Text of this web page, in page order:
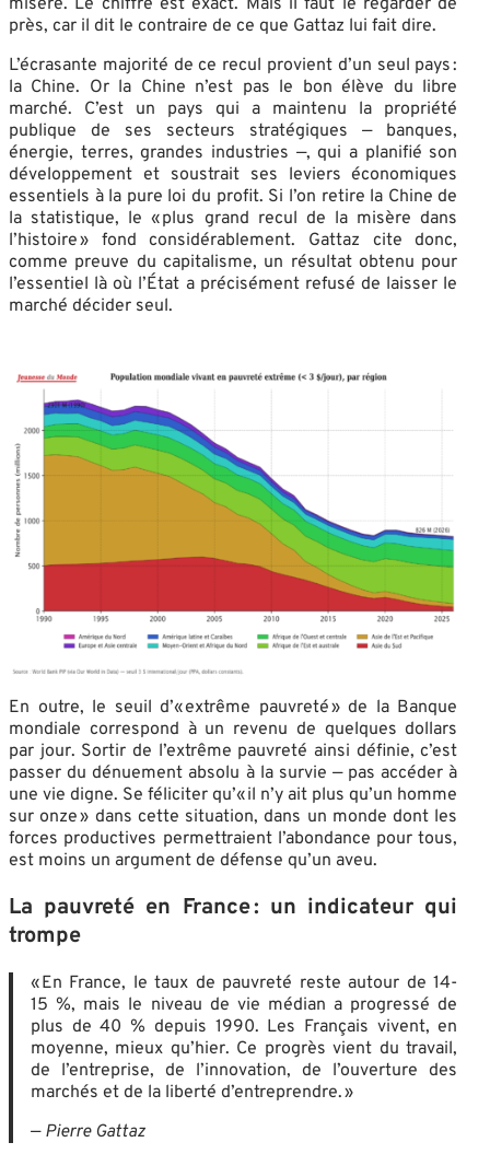
près, car il dit le contraire de ce que Gattaz lui fait dire.
L’écrasante majorité de ce recul provient d’un seul pays :
la Chine. Or la Chine n’est pas le bon élève du libre
marché. C’est un pays qui a maintenu la propriété
publique de ses secteurs stratégiques — banques,
énergie, terres, grandes industries —, qui a planifié son
développement et soustrait ses leviers économiques
essentiels à la pure loi du profit. Si l’on retire la Chine de
la statistique, le « plus grand recul de la misère dans
l’histoire » fond considérablement. Gattaz cite donc,
comme preuve du capitalisme, un résultat obtenu pour
l’essentiel là où l’État a précisément refusé de laisser le
marché décider seul.
En outre, le seuil d’« extrême pauvreté » de la Banque
mondiale correspond à un revenu de quelques dollars
par jour. Sortir de l’extrême pauvreté ainsi définie, c’est
passer du dénuement absolu à la survie — pas accéder à
une vie digne. Se féliciter qu’« il n’y ait plus qu’un homme
sur onze » dans cette situation, dans un monde dont les
forces productives permettraient l’abondance pour tous,
est moins un argument de défense qu’un aveu.
La pauvreté en France : un indicateur qui
trompe
« En France, le taux de pauvreté reste autour de 14-
15 %, mais le niveau de vie médian a progressé de
plus de 40 % depuis 1990. Les Français vivent, en
moyenne, mieux qu’hier. Ce progrès vient du travail,
de l’entreprise, de l’innovation, de l’ouverture des
marchés et de la liberté d’entreprendre. »
— Pierre Gattaz